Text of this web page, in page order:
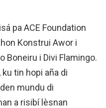
pa ACE Foundation
Konstrui Awor i
Boneiru i Divi Flamingo.
ku tin hopi aña di
mundu di
a risibí lèsnan